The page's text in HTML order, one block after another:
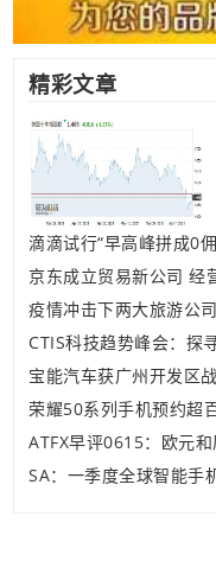
精彩文章
滴滴试行“早高峰拼成0
京东成立贸易新公司 经
疫情冲击下两大旅游公司
CTIS科技趋势峰会：探
宝能汽车获广州开发区
荣耀50系列手机预约超
ATFX早评0615：欧元
SA：一季度全球智能手